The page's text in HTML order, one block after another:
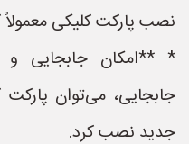
نصب پارکت کلیکی
* **امکان جابجایی
جابجایی، می‌توان
جدید نصب کرد.